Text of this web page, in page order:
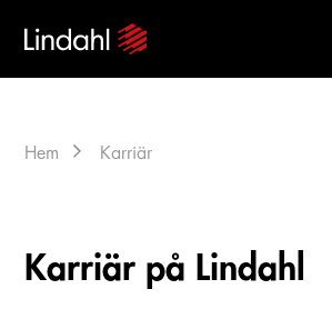
Hem Karriär
Karriär på Lindahl